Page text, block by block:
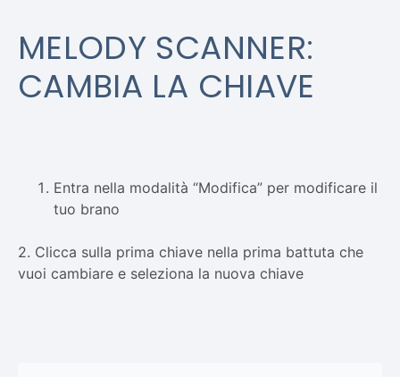
MELODY SCANNER:
CAMBIA LA CHIAVE
Entra nella modalità “Modifica” per modificare il
tuo brano
2. Clicca sulla prima chiave nella prima battuta che
vuoi cambiare e seleziona la nuova chiave